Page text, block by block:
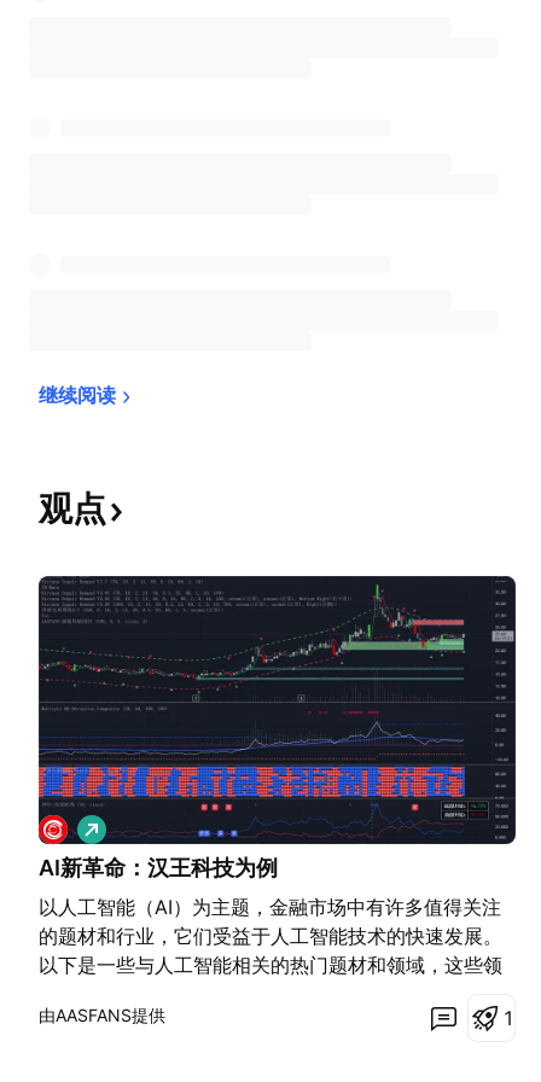
继续阅读
观点
AI新革命：汉王科技为例
以人工智能（AI）为主题，金融市场中有许多值得关注
的题材和行业，它们受益于人工智能技术的快速发展。
以下是一些与人工智能相关的热门题材和领域，这些领
核心逻辑：人工智能的发展离不开强大的计算能力，而
做
多
由AASFANS提供 1